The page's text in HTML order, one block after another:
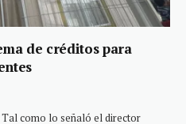
de créditos para
como lo señaló el director